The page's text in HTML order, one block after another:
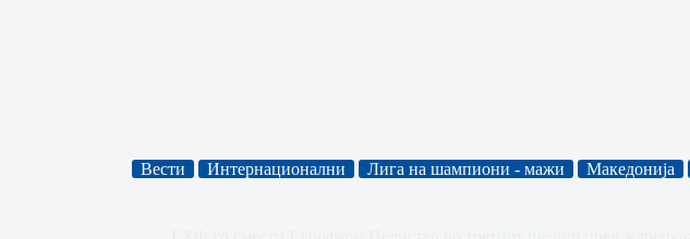
Вести Интернационални Лига на шампиони - мажи Македонија